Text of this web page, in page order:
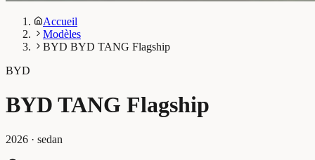
Accueil
Modèles
BYD BYD TANG Flagship
BYD
BYD TANG Flagship
2026 · sedan